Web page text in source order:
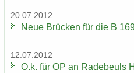
20.07.2012
Neue Brü­cken für die B
12.07.2012
O.k. für OP an Ra­de­beuls